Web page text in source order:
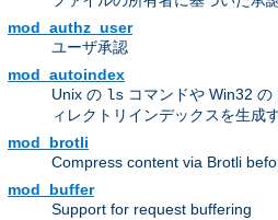
mod_authz_user
ユーザ承認
mod_autoindex
Unix の ls コマンドや Win32 の
ィレクトリインデックスを生成
mod_brotli
Compress content via Brotli
mod_buffer
Support for request buffering